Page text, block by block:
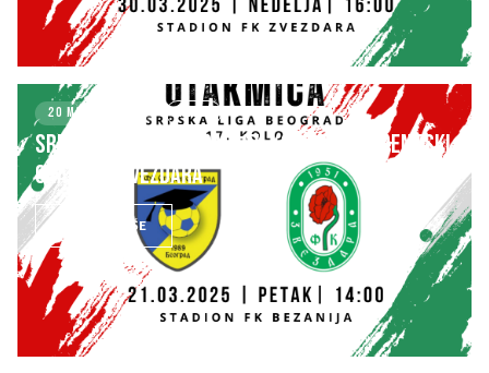
20 MARCH 2025 KLUB
SRPSKA LIGA – BEOGRAD 17. kolo: FK STUDENTSKI
GRAD – FK ZVEZDARA
SAZNAJ VIŠE